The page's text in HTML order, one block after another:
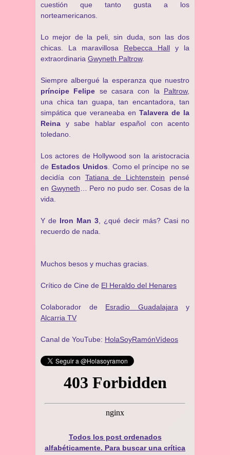
cuestión que tanto gusta a los
norteamericanos.
Lo mejor de la peli, sin duda, son las dos
chicas. La maravillosa Rebecca Hall y la
extraordinaria Gwyneth Paltrow.
Siempre albergué la esperanza que nuestro
príncipe Felipe se casara con la Paltrow,
una chica tan guapa, tan encantadora, tan
simpática que veraneaba en Talavera de la
Reina y sabe hablar español con acento
toledano.
Los actores de Hollywood son la aristocracia
de Estados Unidos . Como el príncipe no se
decidía con Tatiana de Lichtenstein pensé
en Gwyneth … Pero no pudo ser. Cosas de la
vida.
Y de Iron Man 3 , ¿qué decir más? Casi no
recuerdo de nada.
Muchos besos y muchas gracias.
Crítico de Cine de El Heraldo del Henares
Colaborador de Esradio Guadalajara y
Alcarria TV
Canal de YouTube: HolaSoyRamónVídeos
Todos los post ordenados
alfabéticamente. Para buscar una crítica